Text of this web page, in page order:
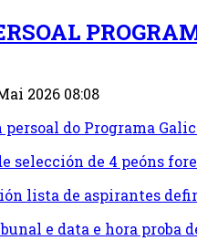
2026 08:08
persoal do Programa
selección de 4 peóns
lista de aspirantes
e data e hora proba